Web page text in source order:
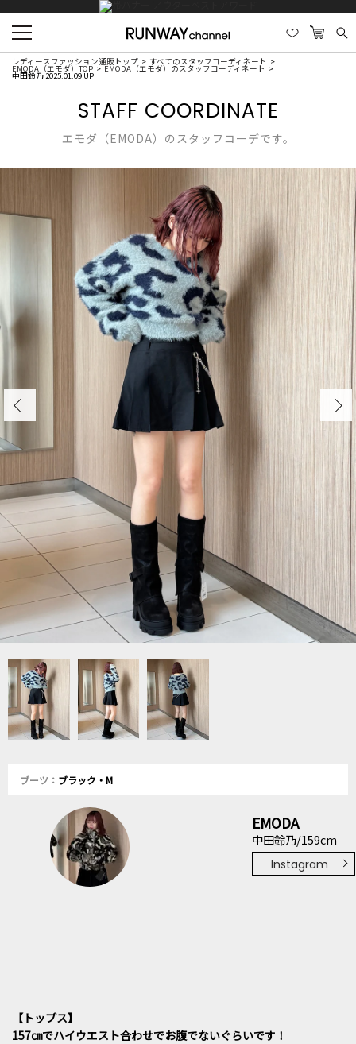
レディースファッション通販トップ すべてのスタッフコーディネート
EMODA（エモダ）TOP EMODA（エモダ）のスタッフコーディネート
中田鈴乃 2025.01.09 UP
STAFF COORDINATE
エモダ（EMODA）のスタッフコーデです。
ブーツ： ブラック・M
EMODA
中田鈴乃/159cm
Instagram
【トップス】
157㎝でハイウエスト合わせでお腹でないぐらいです！